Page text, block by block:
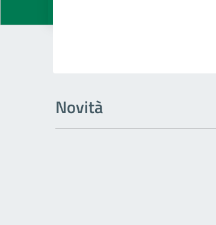
Novità